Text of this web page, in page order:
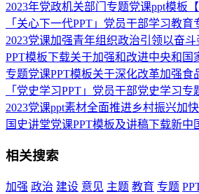
2023年党政机关部门专题党课ppt模板
「关心下一代PPT」党员干部学习教
2023党课加强青年组织政治引领以奋
PPT模板下载关于加强和改进中央和
专题党课PPT模板关于深化改革加强
「党史学习PPT」党员干部党史学习
2023党课ppt素材全面推进乡村振兴加
国史讲堂党课PPT模板及讲稿下载新
相关搜索
加强 政治 建设 意见 主题 教育 专题